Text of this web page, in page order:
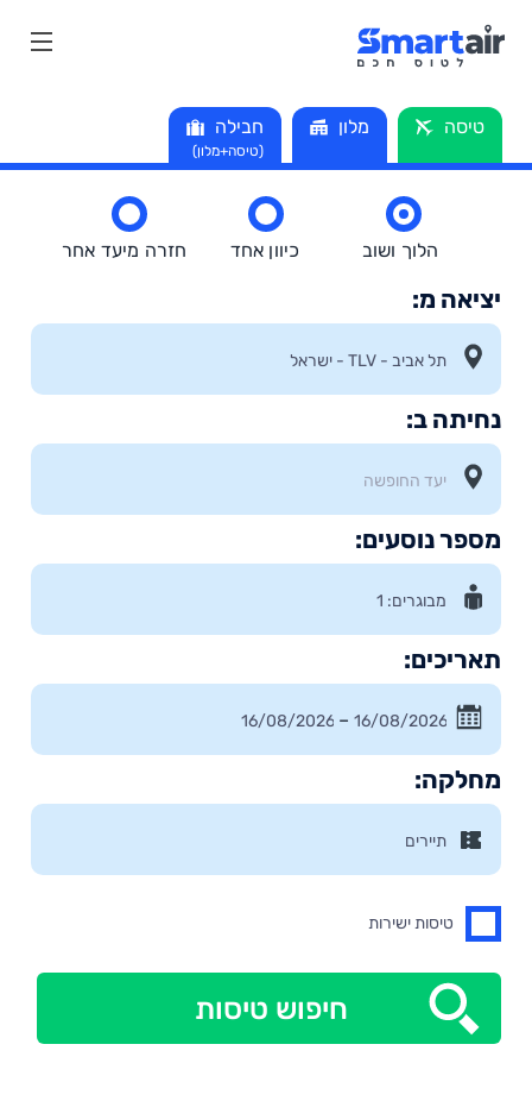
טיסה מלון חבילה
(טיסה+מלון)
הלוך ושוב כיוון אחד חזרה מיעד אחר
יציאה מ:
נחיתה ב:
מספר נוסעים:
תאריכים:
–
מחלקה:
טיסות ישירות
חיפוש טיסות